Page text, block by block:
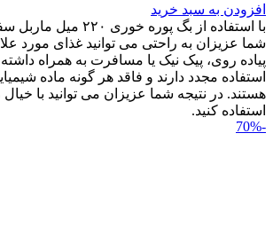
افزودن به سبد خرید
با استفاده از بگ پوره
شما عزیزان به راحتی می توانید غذای مورد
پیاده روی، پیک نیک یا مسافرت به همراه
هستند. در نتیجه شما عزیزان می توانید با
استفاده کنید.
-70%